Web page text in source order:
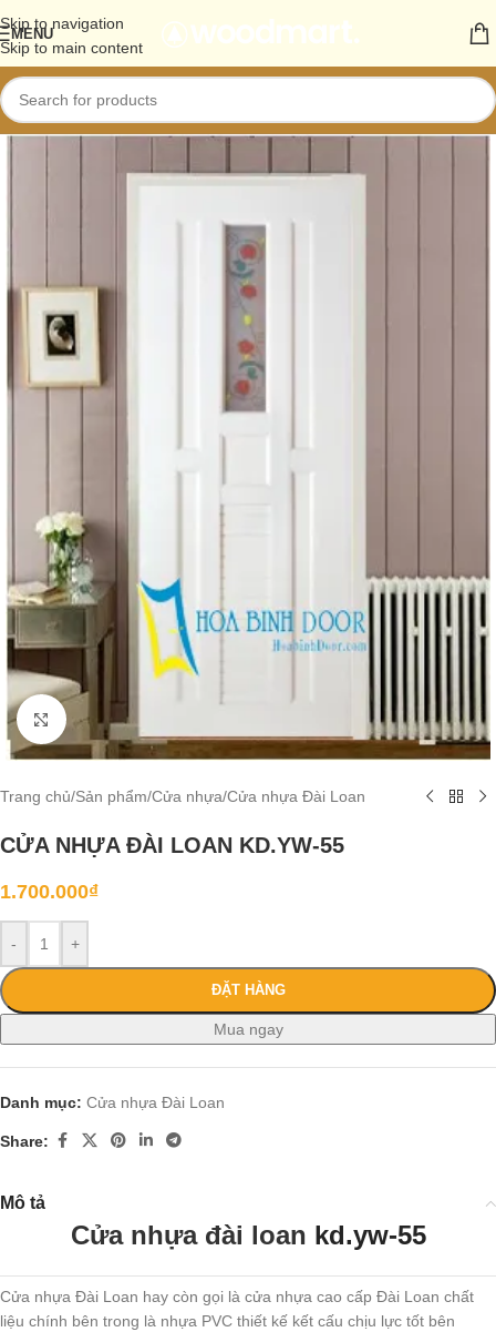
Skip to navigation
Skip to main content
MENU
Click to enlarge
Trang chủ/Sản phẩm/Cửa nhựa/Cửa nhựa Đài Loan
CỬA NHỰA ĐÀI LOAN KD.YW-55
1.700.000₫
- +
ĐẶT HÀNG
Mua ngay
Danh mục: Cửa nhựa Đài Loan
Share:
Mô tả
Cửa nhựa đài loan kd.yw-55
Cửa nhựa Đài Loan hay còn gọi là cửa nhựa cao cấp Đài Loan chất
liệu chính bên trong là nhựa PVC thiết kế kết cấu chịu lực tốt bên